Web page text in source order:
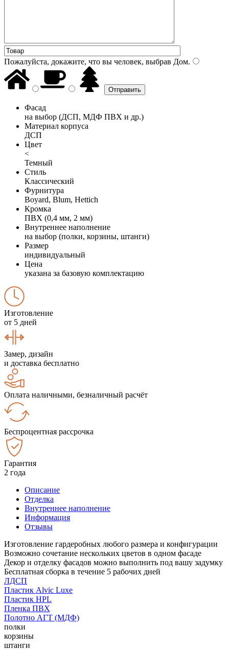
Пожалуйста, докажите, что вы человек, выбрав Дом.
Фасад
на выбор (ДСП, МДФ ПВХ и др.)
Материал корпуса
ДСП
Цвет
<
Темный
Стиль
Классический
Фурнитура
Boyard, Blum, Hettich
Кромка
ПВХ (0,4 мм, 2 мм)
Внутреннее наполнение
на выбор (полки, корзины, штанги)
Размер
индивидуальный
Цена
указана за базовую комплектацию
Изготовление
от 5 дней
Замер, дизайн
и доставка бесплатно
Оплата наличными, безналичный расчёт
Беспроцентная рассрочка
Гарантия
2 года
Описание
Отделка
Внутреннее наполнение
Информация
Отзывы
Изготовление гардеробных любого размера и конфигурации
Возможно сочетание нескольких цветов в одном фасаде
Декор и отделку фасадов можно выполнить под вашу задумку
Бесплатная сборка в течение 5 рабочих дней
ЛДСП
Пластик Alvic Luxe
Пластик HPL
Пленка ПВХ
Полотно АГТ (МДФ)
полки
корзины
штанги